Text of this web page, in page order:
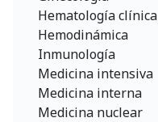
Hematología clínica
Hemodinámica
Inmunología
Medicina intensiva
Medicina interna
Medicina nuclear